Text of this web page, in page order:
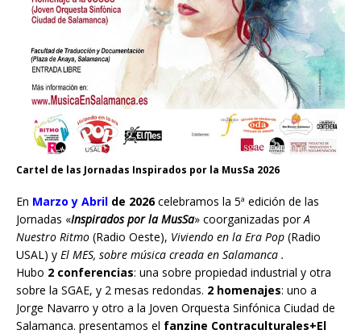
Cartel de las Jornadas Inspirados por la MusSa 2026
En Marzo y Abril de 2026celebramos la 5ª edición de las
Jornadas «Inspirados por la MusSa» coorganizadas porA
Nuestro Ritmo (Radio Oeste), Viviendo en la Era Pop (Radio
USAL) y El MES, sobre música creada en Salamanca .
Hubo 2 conferencias: una sobre propiedad industrial y otra
sobre la SGAE, y 2 mesas redondas. 2 homenajes: uno a
Jorge Navarro y otro a la Joven Orquesta Sinfónica Ciudad de
Salamanca. presentamos el fanzine Contraculturales+El